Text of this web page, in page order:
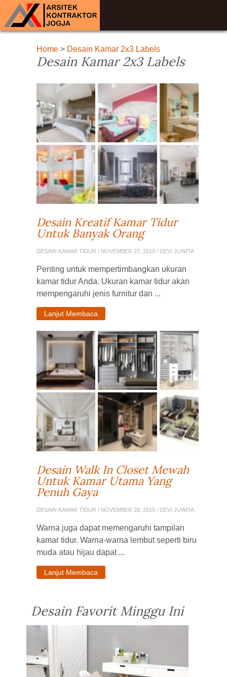
Home> Desain Kamar 2x3 Labels
Desain Kamar 2x3 Labels
Desain Kreatif Kamar Tidur
Untuk Banyak Orang
DESAIN KAMAR TIDUR / NOVEMBER 27, 2019 / DEVI JUWITA
Penting untuk mempertimbangkan ukuran
kamar tidur Anda. Ukuran kamar tidur akan
mempengaruhi jenis furnitur dan ...
Lanjut Membaca
Desain Walk In Closet Mewah
Untuk Kamar Utama Yang
Penuh Gaya
DESAIN KAMAR TIDUR / NOVEMBER 29, 2019 / DEVI JUWITA
Warna juga dapat memengaruhi tampilan
kamar tidur. Warna-warna lembut seperti biru
muda atau hijau dapat ...
Lanjut Membaca
Desain Favorit Minggu Ini